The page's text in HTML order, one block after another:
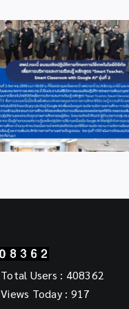
info 6-2
Total Users : 408362
Views Today : 917